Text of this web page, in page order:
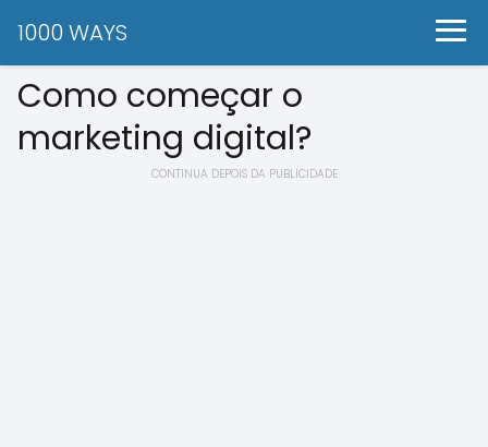
1000 WAYS
Como começar o
marketing digital?
CONTINUA DEPOIS DA PUBLICIDADE